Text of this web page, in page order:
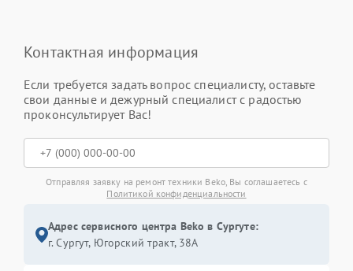
Контактная информация
Если требуется задать вопрос специалисту, оставьте
свои данные и дежурный специалист с радостью
проконсультирует Вас!
Отправляя заявку на ремонт техники Beko, Вы соглашаетесь с
Политикой конфиденциальности
Адрес сервисного центра Beko в Сургуте:
г. Сургут, Югорский тракт, 38А